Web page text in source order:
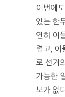
이번에
있는 한
연히 이
렵고, 이
로 선거
가능한
보가 없